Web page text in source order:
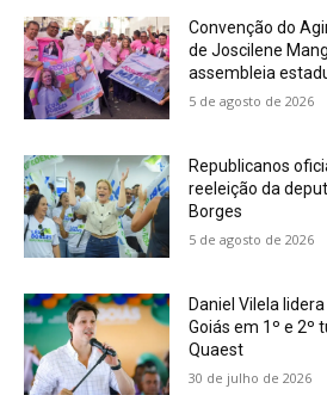
Convenção do
de Joscilene
assembleia
5 de agosto de 2026
Republicanos
reeleição da
Borges
5 de agosto de 2026
Daniel Vilela
Goiás em 1º e 2º
Quaest
30 de julho de 2026